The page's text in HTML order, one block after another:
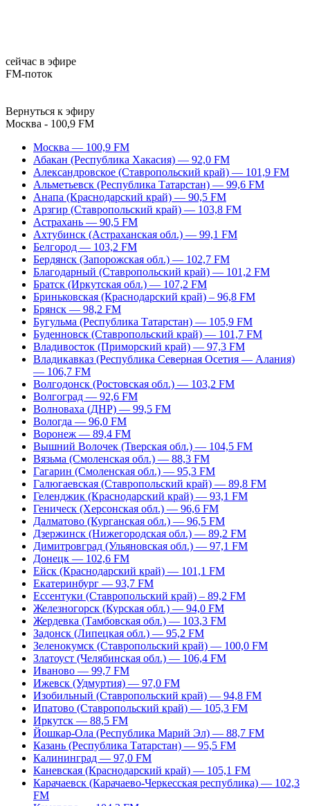
сейчас в эфире
FM-поток
Вернуться к эфиру
Москва - 100,9 FM
Москва — 100,9 FM
Абакан (Республика Хакасия) — 92,0 FM
Александровское (Ставропольский край) — 101,9 FM
Альметьевск (Республика Татарстан) — 99,6 FM
Анапа (Краснодарский край) — 90,5 FM
Арзгир (Ставропольский край) — 103,8 FM
Астрахань — 90,5 FM
Ахтубинск (Астраханская обл.) — 99,1 FM
Белгород — 103,2 FM
Бердянск (Запорожская обл.) — 102,7 FM
Благодарный (Ставропольский край) — 101,2 FM
Братск (Иркутская обл.) — 107,2 FM
Бриньковская (Краснодарский край) – 96,8 FM
Брянск — 98,2 FM
Бугульма (Республика Татарстан) — 105,9 FM
Буденновск (Ставропольский край) — 101,7 FM
Владивосток (Приморский край) — 97,3 FM
Владикавказ (Республика Северная Осетия — Алания)
— 106,7 FM
Волгодонск (Ростовская обл.) — 103,2 FM
Волгоград — 92,6 FM
Волноваха (ДНР) — 99,5 FM
Вологда — 96,0 FM
Воронеж — 89,4 FM
Вышний Волочек (Тверская обл.) — 104,5 FM
Вязьма (Смоленская обл.) — 88,3 FM
Гагарин (Смоленская обл.) — 95,3 FM
Галюгаевская (Ставропольский край) — 89,8 FM
Геленджик (Краснодарский край) — 93,1 FM
Геническ (Херсонская обл.) — 96,6 FM
Далматово (Курганская обл.) — 96,5 FM
Дзержинск (Нижегородская обл.) — 89,2 FM
Димитровград (Ульяновская обл.) — 97,1 FM
Донецк — 102,6 FM
Ейск (Краснодарский край) — 101,1 FM
Екатеринбург — 93,7 FM
Ессентуки (Ставропольский край) – 89,2 FM
Железногорск (Курская обл.) — 94,0 FM
Жердевка (Тамбовская обл.) — 103,3 FM
Задонск (Липецкая обл.) — 95,2 FM
Зеленокумск (Ставропольский край) — 100,0 FM
Златоуст (Челябинская обл.) — 106,4 FM
Иваново — 99,7 FM
Ижевск (Удмуртия) — 97,0 FM
Изобильный (Ставропольский край) — 94,8 FM
Ипатово (Ставропольский край) — 105,3 FM
Иркутск — 88,5 FM
Йошкар-Ола (Республика Марий Эл) — 88,7 FM
Казань (Республика Татарстан) — 95,5 FM
Калининград — 97,0 FM
Каневская (Краснодарский край) — 105,1 FM
Карачаевск (Карачаево-Черкесская республика) — 102,3
FM